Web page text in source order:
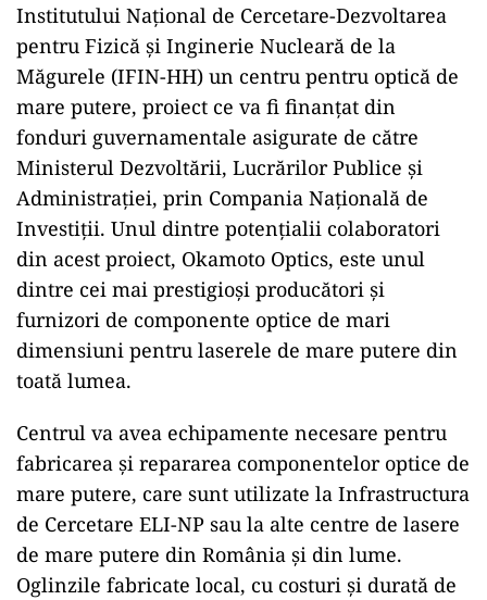
Institutului Național de Cercetare-Dezvoltarea
pentru Fizică și Inginerie Nucleară de la
Măgurele (IFIN-HH) un centru pentru optică de
mare putere, proiect ce va fi finanțat din
fonduri guvernamentale asigurate de către
Ministerul Dezvoltării, Lucrărilor Publice și
Administrației, prin Compania Națională de
Investiții. Unul dintre potențialii colaboratori
din acest proiect, Okamoto Optics, este unul
dintre cei mai prestigioși producători și
furnizori de componente optice de mari
dimensiuni pentru laserele de mare putere din
toată lumea.
Centrul va avea echipamente necesare pentru
fabricarea și repararea componentelor optice de
mare putere, care sunt utilizate la Infrastructura
de Cercetare ELI-NP sau la alte centre de lasere
de mare putere din România și din lume.
Oglinzile fabricate local, cu costuri și durată de